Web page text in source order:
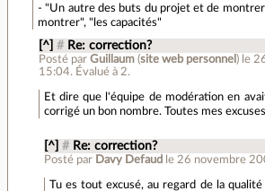
- "Un autre des buts du projet et de
montrer", "les capacités"
[^] # Re: correction?
Posté par Guillaum(site web personnel ) le
15:04. Évalué à 2.
Et dire que l'équipe de modération en
corrigé un bon nombre. Toutes mes
[^] # Re: correction?
Posté par Davy Defaud le 26 novembre
Tu es tout excusé, au regard de la